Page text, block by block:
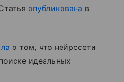
опубликована в
о том, что нейросети
идеальных